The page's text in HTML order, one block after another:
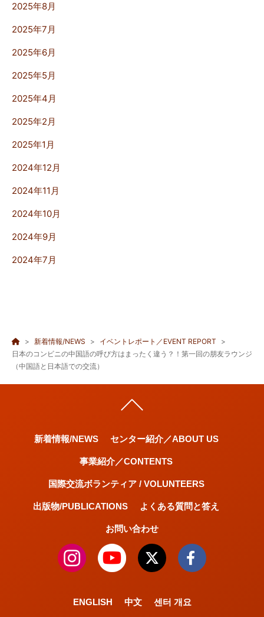
2025年8月
2025年7月
2025年6月
2025年5月
2025年4月
2025年2月
2025年1月
2024年12月
2024年11月
2024年10月
2024年9月
2024年7月
新着情報/NEWS
イベントレポート／EVENT REPORT
日本のコンビニの中国語の呼び方はまったく違う？！第一回の朋友ラウンジ
（中国語と日本語での交流）
新着情報/NEWS センター紹介／ABOUT US
事業紹介／CONTENTS
国際交流ボランティア / VOLUNTEERS
出版物/PUBLICATIONS よくある質問と答え
お問い合わせ
ENGLISH 中文 센터 개요